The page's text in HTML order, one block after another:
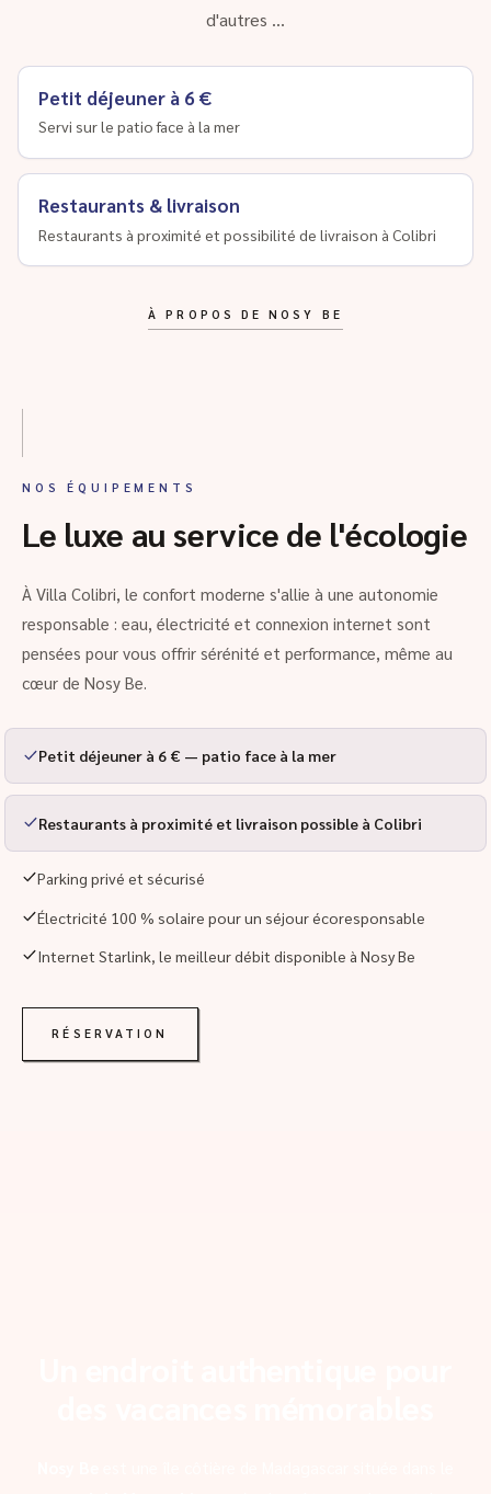
d'autres …
Petit déjeuner à 6 €
Servi sur le patio face à la mer
Restaurants & livraison
Restaurants à proximité et possibilité de livraison à Colibri
À PROPOS DE NOSY BE
NOS ÉQUIPEMENTS
Le luxe au service de l'écologie
À Villa Colibri, le confort moderne s'allie à une autonomie
responsable : eau, électricité et connexion internet sont
pensées pour vous offrir sérénité et performance, même au
cœur de Nosy Be.
Petit déjeuner à 6 € — patio face à la mer
Restaurants à proximité et livraison possible à Colibri
Parking privé et sécurisé
Électricité 100 % solaire pour un séjour écoresponsable
Internet Starlink, le meilleur débit disponible à Nosy Be
RÉSERVATION